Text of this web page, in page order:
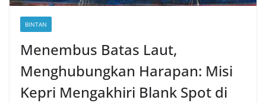
BINTAN
Menembus Batas Laut,
Menghubungkan Harapan: Misi
Kepri Mengakhiri Blank Spot di